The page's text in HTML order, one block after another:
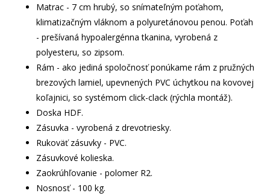
Matrac - 7 cm hrubý, so snímateľným poťahom,
klimatizačným vláknom a polyuretánovou penou. Poťah
- prešívaná hypoalergénna tkanina, vyrobená z
polyesteru, so zipsom.
Rám - ako jediná spoločnosť ponúkame rám z pružných
brezových lamiel, upevnených PVC úchytkou na kovovej
koľajnici, so systémom click-clack (rýchla montáž).
Doska HDF.
Zásuvka - vyrobená z drevotriesky.
Rukoväť zásuvky - PVC.
Zásuvkové kolieska.
Zaokrúhľovanie - polomer R2.
Nosnosť - 100 kg.